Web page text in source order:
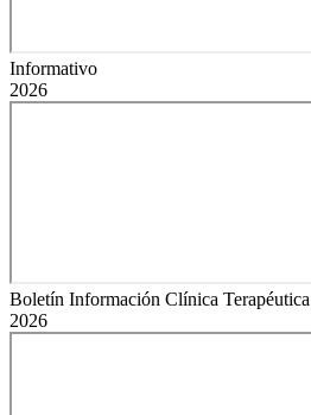
Informativo
2026
Boletín Información Clínica Terapéutica
2026